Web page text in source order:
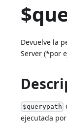
Devuelve la
Server (*por
$querypath
ejecutada